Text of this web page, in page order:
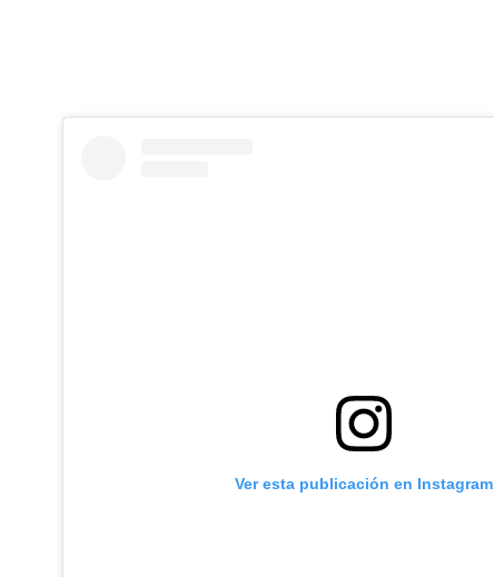
Ver esta publicación en Instagram